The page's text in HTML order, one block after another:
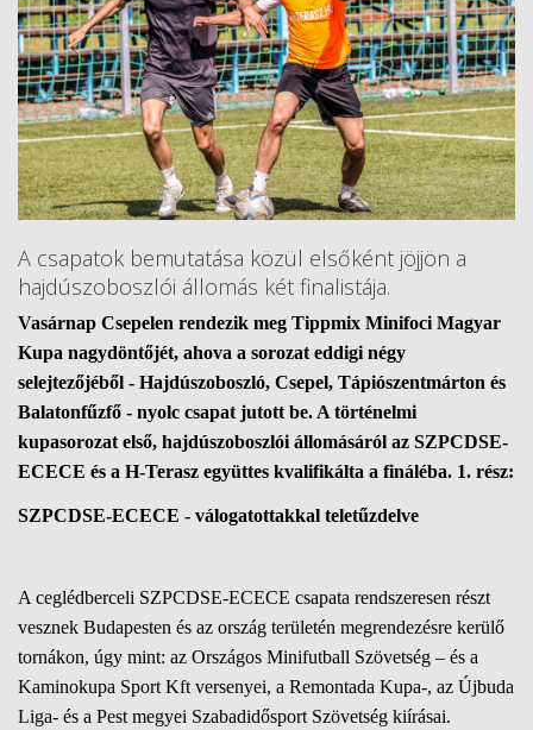
A csapatok bemutatása közül elsőként jöjjön a
hajdúszoboszlói állomás két finalistája.
Vasárnap Csepelen rendezik meg Tippmix Minifoci Magyar
Kupa nagydöntőjét, ahova a sorozat eddigi négy
selejtezőjéből - Hajdúszoboszló, Csepel, Tápiószentmárton és
Balatonfűzfő - nyolc csapat jutott be. A történelmi
kupasorozat első, hajdúszoboszlói állomásáról az SZPCDSE-
ECECE és a H-Terasz együttes kvalifikálta a fináléba. 1. rész:
SZPCDSE-ECECE - válogatottakkal teletűzdelve
A ceglédberceli SZPCDSE-ECECE csapata rendszeresen részt
vesznek Budapesten és az ország területén megrendezésre kerülő
tornákon, úgy mint: az Országos Minifutball Szövetség – és a
Kaminokupa Sport Kft versenyei, a Remontada Kupa-, az Újbuda
Liga- és a Pest megyei Szabadidősport Szövetség kiírásai.